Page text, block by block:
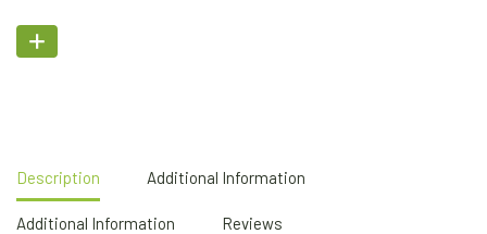
Description Additional Information
Additional Information Reviews